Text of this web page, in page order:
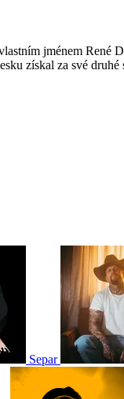
jménem René
získal za své
Separ